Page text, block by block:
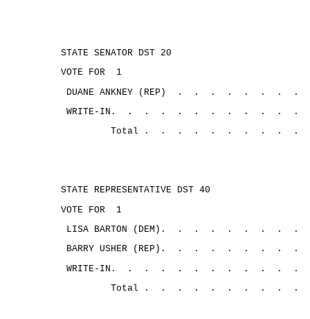
STATE SENATOR DST 20
VOTE FOR
1
DUANE ANKNEY (REP)
. . . . . . .
.
WRITE-IN.
. . . . . . . . . .
.
Total .
. . . . . . . . .
STATE REPRESENTATIVE DST 40
VOTE FOR
1
LISA BARTON (DEM).
. . . . . . .
.
BARRY USHER (REP).
. . . . . . .
.
WRITE-IN.
. . . . . . . . . .
.
Total .
. . . . . . . . .